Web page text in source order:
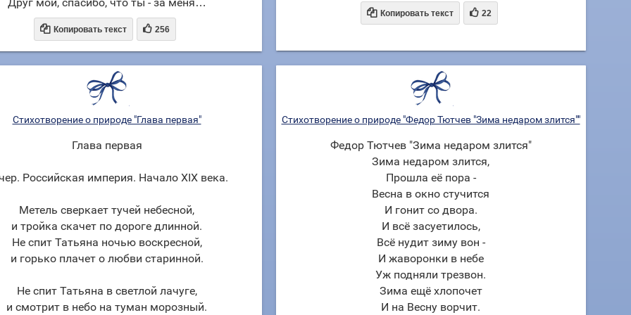
 Копировать текст  256
 Копировать текст  22
Стихотворение о природе "Глава первая"
Глава первая
Российская империя. Начало XIX века.
Метель сверкает тучей небесной,
и тройка скачет по дороге длинной.
Не спит Татьяна ночью воскресной,
и горько плачет о любви старинной.
Не спит Татьяна в светлой лачуге,
и смотрит в небо на туман морозный.
Стихотворение о природе "Федор Тютчев "Зима недаром злится""
Федор Тютчев "Зима недаром злится"
Зима недаром злится,
Прошла её пора -
Весна в окно стучится
И гонит со двора.
И всё засуетилось,
Всё нудит зиму вон -
И жаворонки в небе
Уж подняли трезвон.
Зима ещё хлопочет
И на Весну ворчит.